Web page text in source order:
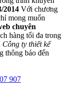
2014 Với chương
mong muốn
chuyên
hàng tối đa trong
Công ty thiết kế
thông báo đến